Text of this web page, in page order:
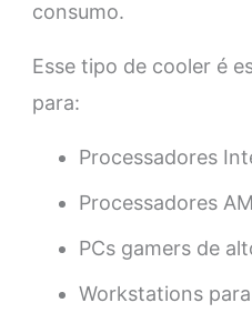
consumo.
Esse tipo de cooler é
para:
Processadores
Processadores
PCs gamers de
Workstations